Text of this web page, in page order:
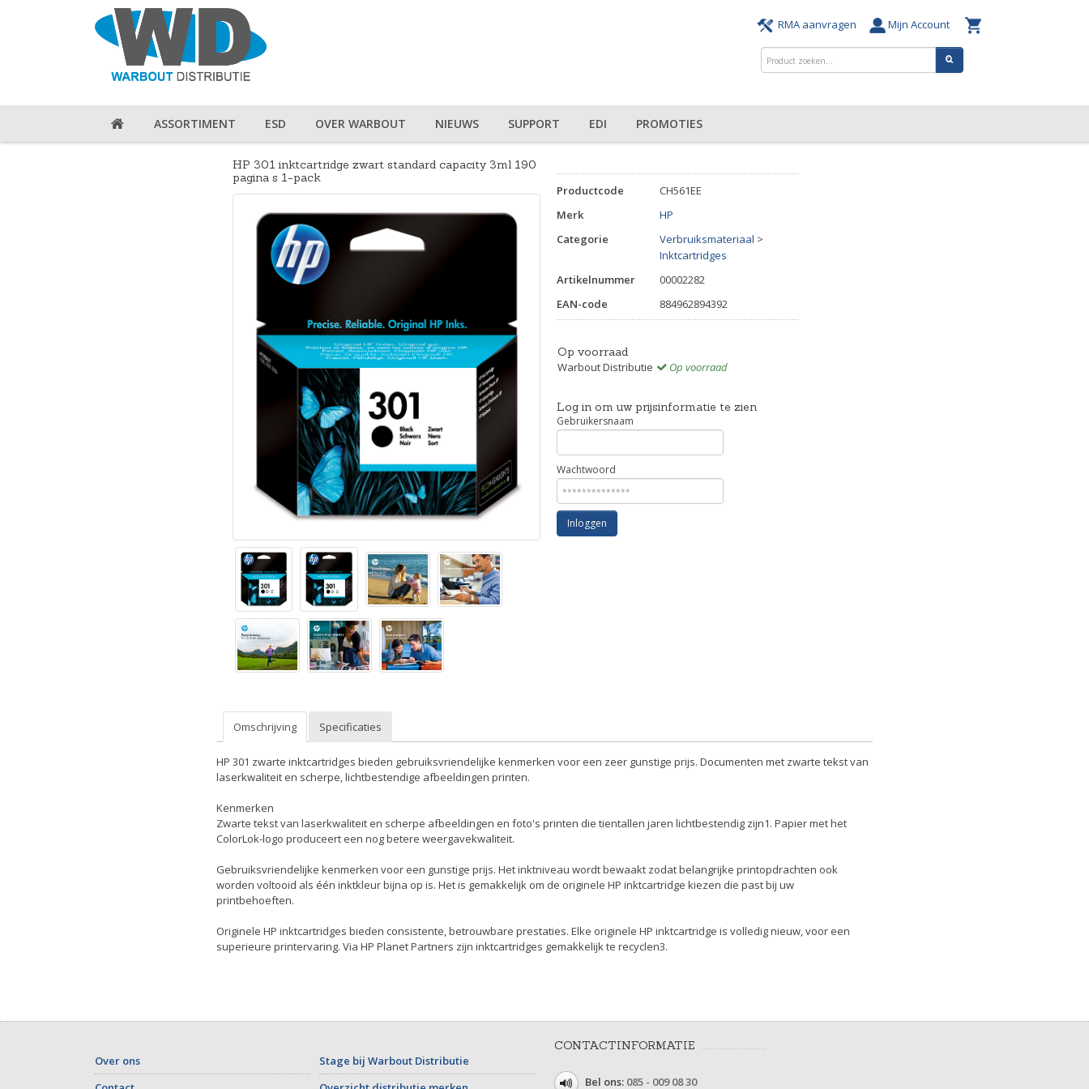
RMA aanvragen Mijn Account
ASSORTIMENT ESD OVER WARBOUT NIEUWS SUPPORT EDI PROMOTIES
HP 301 inktcartridge zwart standard capacity 3ml 190
pagina s 1-pack
Productcode
CH561EE
Merk
HP
Categorie
Verbruiksmateriaal >
Inktcartridges
Artikelnummer
00002282
EAN-code
884962894392
Op voorraad
Warbout Distributie
Op voorraad
Log in om uw prijsinformatie te zien
Gebruikersnaam
Wachtwoord
Inloggen
Omschrijving Specificaties
HP 301 zwarte inktcartridges bieden gebruiksvriendelijke kenmerken voor een zeer gunstige prijs. Documenten met zwarte tekst van
laserkwaliteit en scherpe, lichtbestendige afbeeldingen printen.
Kenmerken
Zwarte tekst van laserkwaliteit en scherpe afbeeldingen en foto's printen die tientallen jaren lichtbestendig zijn1. Papier met het
ColorLok-logo produceert een nog betere weergavekwaliteit.
Gebruiksvriendelijke kenmerken voor een gunstige prijs. Het inktniveau wordt bewaakt zodat belangrijke printopdrachten ook
worden voltooid als één inktkleur bijna op is. Het is gemakkelijk om de originele HP inktcartridge kiezen die past bij uw
printbehoeften.
Originele HP inktcartridges bieden consistente, betrouwbare prestaties. Elke originele HP inktcartridge is volledig nieuw, voor een
superieure printervaring. Via HP Planet Partners zijn inktcartridges gemakkelijk te recyclen3.
Over ons
Stage bij Warbout Distributie
CONTACTINFORMATIE
Bel ons: 085 - 009 08 30